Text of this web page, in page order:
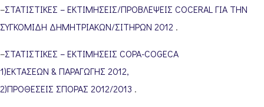
–ΣΤΑΤΙΣΤΙΚΕΣ – ΕΚΤΙΜΗΣΕΙΣ/ΠΡΟΒΛΕΨΕΙΣ COCERAL ΓΙΑ ΤΗΝ
ΣΥΓΚΟΜΙΔΗ ΔΗΜΗΤΡΙΑΚΩΝ/ΣΙΤΗΡΩΝ 2012 .
–ΣΤΑΤΙΣΤΙΚΕΣ – ΕΚΤΙΜΗΣΕΙΣ COPA-COGECA
1)ΕΚΤΑΣΕΩΝ & ΠΑΡΑΓΩΓΗΣ 2012,
2)ΠΡΟΘΕΣΕΙΣ ΣΠΟΡΑΣ 2012/2013 .